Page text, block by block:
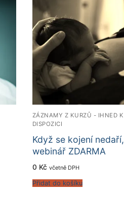
ZÁZNAMY Z KURZŮ - IHNED K
DISPOZICI
Když se kojení nedaří,
webinář ZDARMA
0 Kč včetně DPH
Přidat do košíku